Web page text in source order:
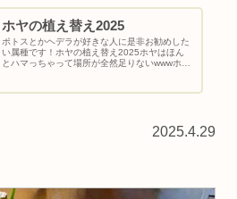
ホヤの植え替え2025
ポトスとかヘデラが好きな人に是非お勧めした
い属種です！ホヤの植え替え2025ホヤはほん
とハマっちゃって場所が全然足りないwwwホ
してたのでもーそんな...
2025.4.29